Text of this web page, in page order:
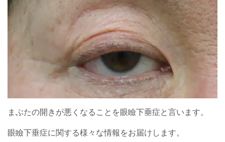
まぶたの開きが悪くなることを眼瞼下垂症と言います。
眼瞼下垂症に関する様々な情報をお届けします。